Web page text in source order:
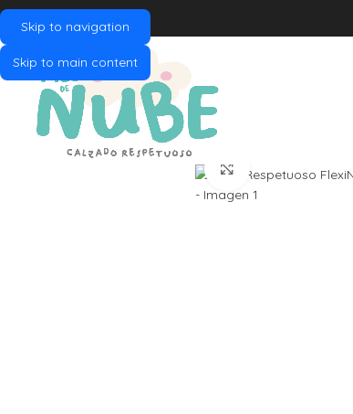
Skip to navigation
Skip to main content
Click to enlarge